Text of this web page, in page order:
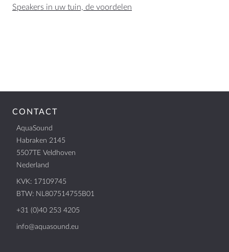
Speakers in uw tuin, de voordelen
CONTACT
AquaSound
Habraken 2145
5507TE Veldhoven
Nederland
KVK: 17109745
BTW: NL807514755B01
+31 (0)40 253 4205
info@aquasound.eu